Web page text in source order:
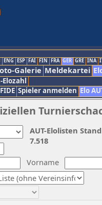
ENG ESP FAI FIN FRA GER GRE INA
Galerie Meldekartei
FIDE Spieler anmelden Elo
Vorname
AUT-Elolisten
7.518